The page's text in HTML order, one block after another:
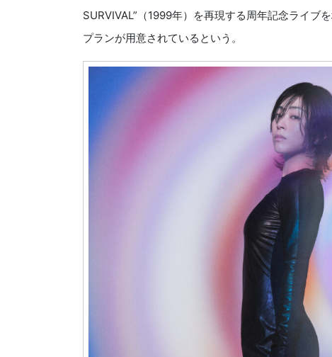
SURVIVAL”（1999年）を再現する周年記念ライブ
プランが用意されているという。